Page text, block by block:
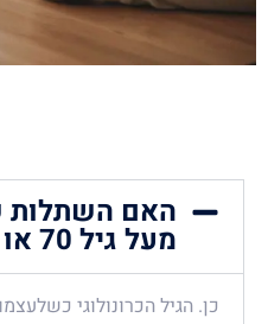
האם השתלות
מעל גיל 70 או 80?
כן. הגיל הכרונולוגי